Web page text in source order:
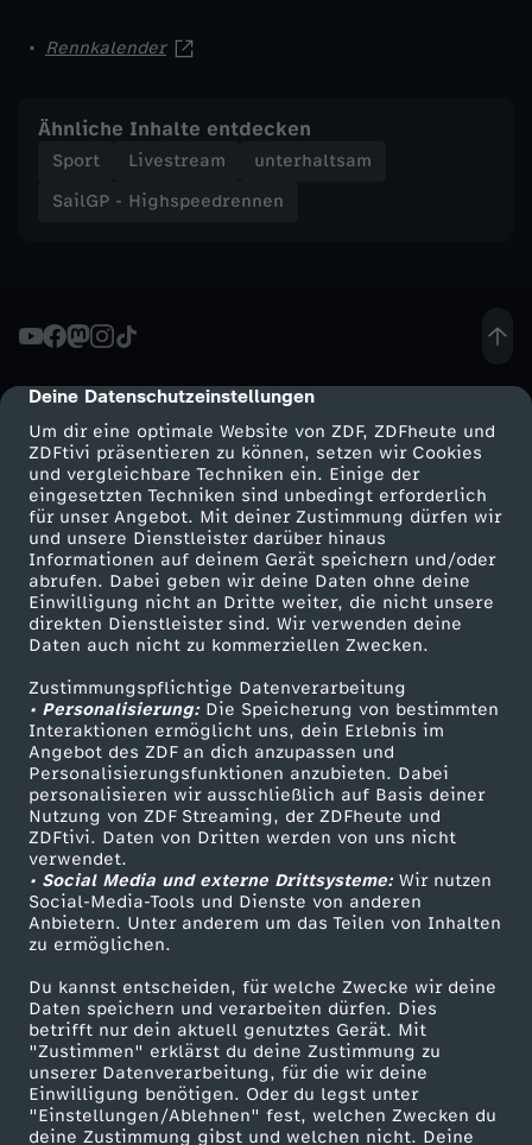
cmp-dialog-description
Deine Datenschutzeinstellungen
Um dir eine optimale Website von ZDF, ZDFheute und
ZDFtivi präsentieren zu können, setzen wir Cookies
und vergleichbare Techniken ein. Einige der
eingesetzten Techniken sind unbedingt erforderlich
für unser Angebot. Mit deiner Zustimmung dürfen wir
und unsere Dienstleister darüber hinaus
Informationen auf deinem Gerät speichern und/oder
abrufen. Dabei geben wir deine Daten ohne deine
Einwilligung nicht an Dritte weiter, die nicht unsere
direkten Dienstleister sind. Wir verwenden deine
Daten auch nicht zu kommerziellen Zwecken.
Zustimmungspflichtige Datenverarbeitung
• Personalisierung:Die Speicherung von bestimmten
Interaktionen ermöglicht uns, dein Erlebnis im
Angebot des ZDF an dich anzupassen und
Personalisierungsfunktionen anzubieten. Dabei
personalisieren wir ausschließlich auf Basis deiner
Nutzung von ZDF Streaming, der ZDFheute und
ZDFtivi. Daten von Dritten werden von uns nicht
verwendet.
• Social Media und externe Drittsysteme:Wir nutzen
Social-Media-Tools und Dienste von anderen
Anbietern. Unter anderem um das Teilen von Inhalten
zu ermöglichen.
Du kannst entscheiden, für welche Zwecke wir deine
Daten speichern und verarbeiten dürfen. Dies
betrifft nur dein aktuell genutztes Gerät. Mit
"Zustimmen" erklärst du deine Zustimmung zu
unserer Datenverarbeitung, für die wir deine
Einwilligung benötigen. Oder du legst unter
"Einstellungen/Ablehnen" fest, welchen Zwecken du
deine Zustimmung gibst und welchen nicht. Deine
Rennkalender
Ähnliche Inhalte entdecken
Sport Livestream
unterhaltsam
SailGP - Highspeedrennen
Mehr ZDF
ZDF-Apps
Smart TV
ZDFtext
Livestreams
Sendungen A-Z
TV-Programm
Service
ZDFmitreden
Kontakt zum ZDF
Tickets
Zuschauerservice
Hilfe
ZDF Unternehmen
Karriere
ZDF goes Schule
Werbefernsehen
Mainzelmännchen